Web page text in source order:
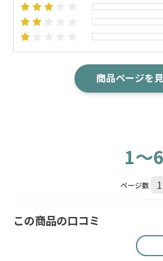
商品ページを
1～6
ページ数
この商品の口コミ